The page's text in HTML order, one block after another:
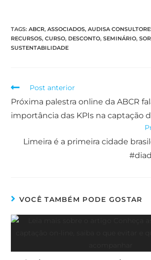
TAGS:ABCR, ASSOCIADOS, AUDISA
RECURSOS, CURSO, DESCONTO, SEMINÁRIO,
SUSTENTABILIDADE
Post anterior
Próxima palestra online da ABCR
importância das KPIs na captação
Limeira é a primeira cidade
VOCÊ TAMBÉM PODE GOSTAR